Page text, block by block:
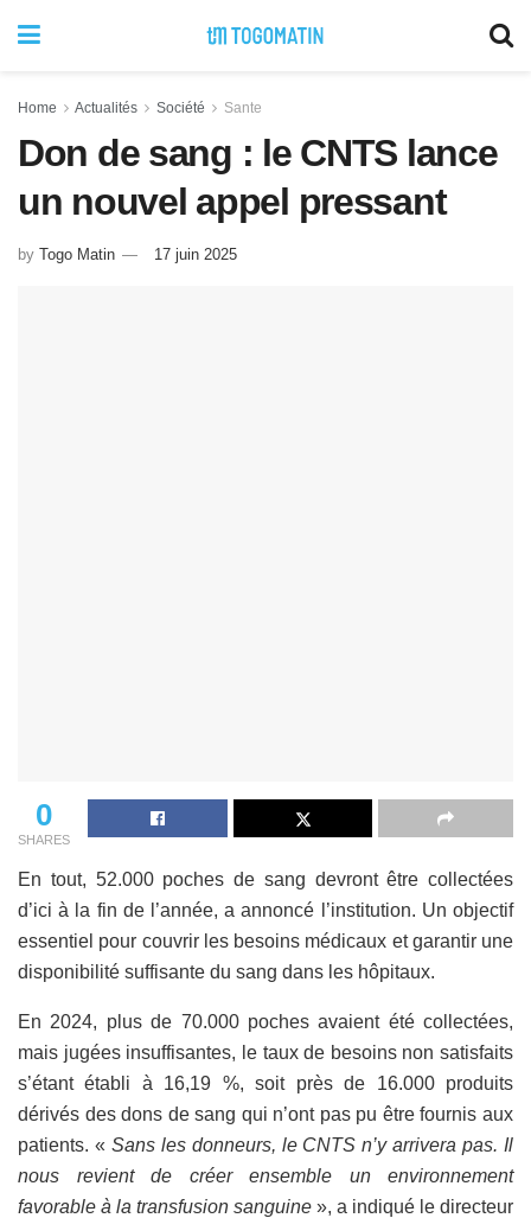
Home Actualités Société Sante
Don de sang : le CNTS lance
un nouvel appel pressant
by Togo Matin 17 juin 2025
0
SHARES
En tout, 52.000 poches de sang devront être collectées
d’ici à la fin de l’année, a annoncé l’institution. Un objectif
essentiel pour couvrir les besoins médicaux et garantir une
disponibilité suffisante du sang dans les hôpitaux.
En 2024, plus de 70.000 poches avaient été collectées,
mais jugées insuffisantes, le taux de besoins non satisfaits
s’étant établi à 16,19 %, soit près de 16.000 produits
dérivés des dons de sang qui n’ont pas pu être fournis aux
patients. « Sans les donneurs, le CNTS n’y arrivera pas. Il
nous revient de créer ensemble un environnement
favorable à la transfusion sanguine », a indiqué le directeur